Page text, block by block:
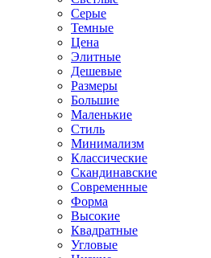
Серые
Темные
Цена
Элитные
Дешевые
Размеры
Большие
Маленькие
Стиль
Минимализм
Классические
Скандинавские
Современные
Форма
Высокие
Квадратные
Угловые